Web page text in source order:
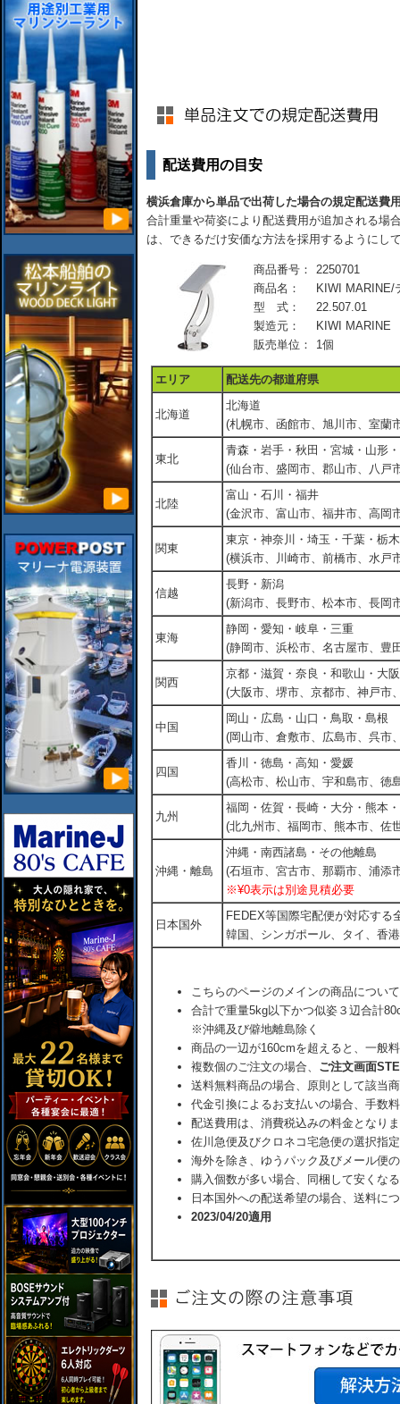
配送費用の目安
横浜倉庫から単品で出荷した場合の規定配送費
合計重量や荷姿により配送費用が追加される場
は、できるだけ安価な方法を採用するようにし
商品番号：
2250701
商品名：
KIWI MARINE/
型 式：
22.507.01
製造元：
KIWI MARINE
販売単位：
1個
エリア 配送先の都道府県
北海道
北海道
(札幌市、函館市、旭川市、室蘭
東北
青森・岩手・秋田・宮城・山形
(仙台市、盛岡市、郡山市、八戸
北陸
富山・石川・福井
(金沢市、富山市、福井市、高岡
関東
東京・神奈川・埼玉・千葉・栃
(横浜市、川崎市、前橋市、水戸
信越
長野・新潟
(新潟市、長野市、松本市、長岡
東海
静岡・愛知・岐阜・三重
(静岡市、浜松市、名古屋市、豊
関西
京都・滋賀・奈良・和歌山・大
(大阪市、堺市、京都市、神戸市
中国
岡山・広島・山口・鳥取・島根
(岡山市、倉敷市、広島市、呉市
四国
香川・徳島・高知・愛媛
(高松市、松山市、宇和島市、徳
九州
福岡・佐賀・長崎・大分・熊本
(北九州市、福岡市、熊本市、佐
沖縄・離島
沖縄・南西諸島・その他離島
(石垣市、宮古市、那覇市、浦添
※¥0表示は別途見積必要
日本国外
FEDEX等国際宅配便が対応す
韓国、シンガポール、タイ、香
こちらのページのメインの商品につい
合計で重量5kg以下かつ似姿３辺合計
※沖縄及び僻地離島除く
商品の一辺が160cmを超えると、一般
複数個のご注文の場合、 ご注文画面
送料無料商品の場合、原則として該当
代金引換によるお支払いの場合、手数
配送費用は、消費税込みの料金となり
佐川急便及びクロネコ宅急便の選択指
海外を除き、ゆうパック及びメール便
購入個数が多い場合、同梱して安くな
日本国外への配送希望の場合、送料に
2023/04/20適用